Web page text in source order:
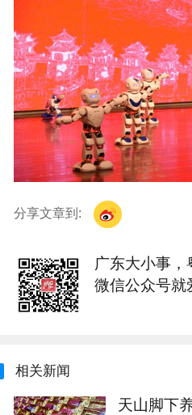
分享文章到:
广东大小事
微信公众号就
相关新闻
天山脚下